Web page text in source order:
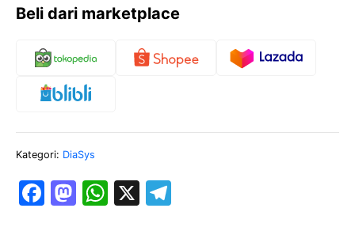
Beli dari marketplace
Kategori: DiaSys
F
M W X